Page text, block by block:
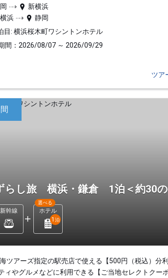
新横浜
浜
静岡
目: 横浜桜木町ワシントンホテル
間：2026/08/07 ～ 2026/09/29
ツア
らし旅 横浜・鎌倉 1泊＜約30の
新幹線 ホテル
選べる
1 泊
ツアーズ指定の駅売店で使える【500円（税込）分
ィやグルメなどに利用できる【ご当地セレクトクー